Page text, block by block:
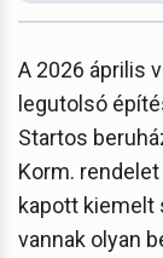
A 2026 április
legutolsó
Startos
Korm.
kapott kiemelt
vannak olyan